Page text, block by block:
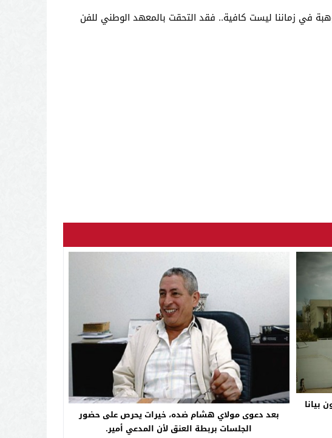
في زماننا ليست كافية.. فقد التحقت بالمعهد الوطني للفن
بيانا
بعد دعوى مولاي هشام ضده، خيرات يحرص على حضور
الجلسات بربطة العنق لأن المدعي أمير.